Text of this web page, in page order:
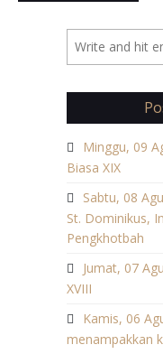
Minggu, 09
Biasa XIX
Sabtu, 08
St. Dominikus,
Pengkhotbah
Jumat, 07
XVIII
Kamis, 06
menampakkan